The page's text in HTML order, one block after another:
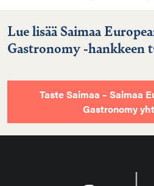
Lue lisää Saimaa
Gastronomy -hankkeen
Taste Saimaa – Saimaa
Gastronomy